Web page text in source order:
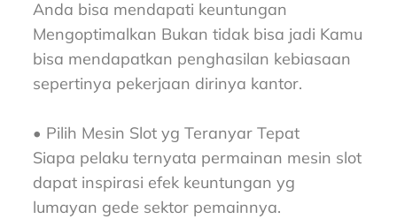
Anda bisa mendapati keuntungan
Mengoptimalkan Bukan tidak bisa jadi Kamu
bisa mendapatkan penghasilan kebiasaan
sepertinya pekerjaan dirinya kantor.
• Pilih Mesin Slot yg Teranyar Tepat
Siapa pelaku ternyata permainan mesin slot
dapat inspirasi efek keuntungan yg
lumayan gede sektor pemainnya.